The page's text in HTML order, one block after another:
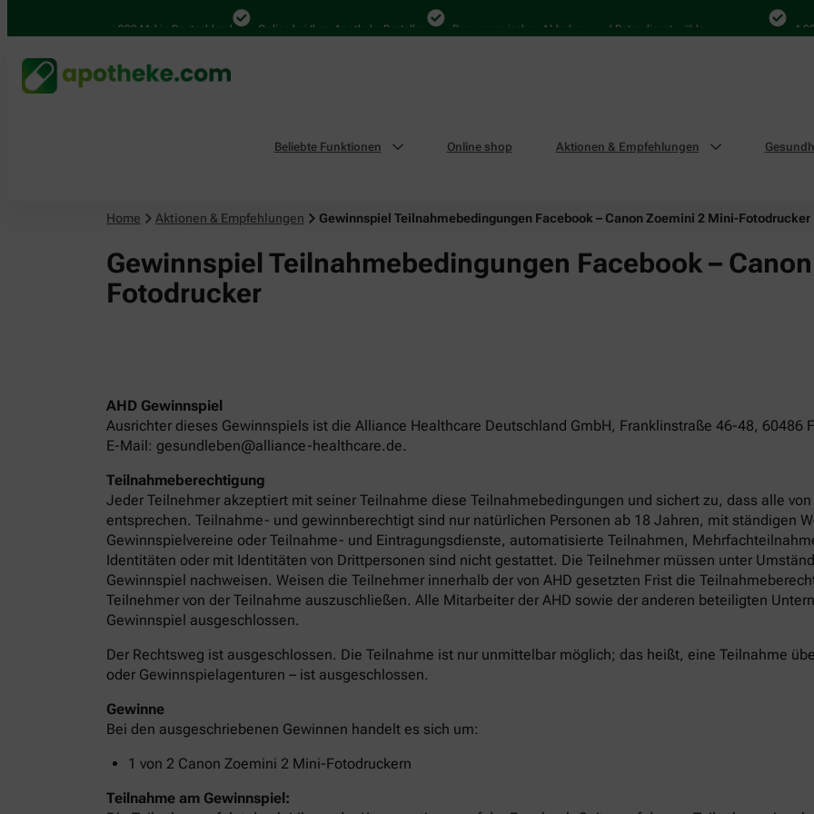
4.000 Mal in Deutschland Online bei Ihrer Apotheke Bestellen Bequem zwischen Abholung und Botendienst wählen 4.000
Beliebte Funktionen Online shop Aktionen & Empfehlungen
Home Aktionen & Empfehlungen Gewinnspiel Teilnahmebedingungen Facebook – Canon Zoemini 2 Mini-Fotodrucker
Gewinnspiel Teilnahmebedingungen Facebook –
Fotodrucker
AHD Gewinnspiel
Ausrichter dieses Gewinnspiels ist die Alliance Healthcare Deutschland GmbH, Franklinstraße 46-48, 60486
E-Mail: gesundleben@alliance-healthcare.de.
Teilnahmeberechtigung
Jeder Teilnehmer akzeptiert mit seiner Teilnahme diese Teilnahmebedingungen und sichert zu, dass alle
entsprechen. Teilnahme- und gewinnberechtigt sind nur natürlichen Personen ab 18 Jahren, mit ständigen
Gewinnspielvereine oder Teilnahme- und Eintragungsdienste, automatisierte Teilnahmen,
Identitäten oder mit Identitäten von Drittpersonen sind nicht gestattet. Die Teilnehmer müssen unter
Gewinnspiel nachweisen. Weisen die Teilnehmer innerhalb der von AHD gesetzten Frist die
Teilnehmer von der Teilnahme auszuschließen. Alle Mitarbeiter der AHD sowie der anderen beteiligten
Gewinnspiel ausgeschlossen.
Der Rechtsweg ist ausgeschlossen. Die Teilnahme ist nur unmittelbar möglich; das heißt, eine Teilnahme
oder Gewinnspielagenturen – ist ausgeschlossen.
Gewinne
Bei den ausgeschriebenen Gewinnen handelt es sich um:
1 von 2 Canon Zoemini 2 Mini-Fotodruckern
Teilnahme am Gewinnspiel: